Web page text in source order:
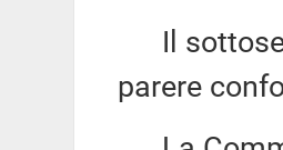
Il
parere